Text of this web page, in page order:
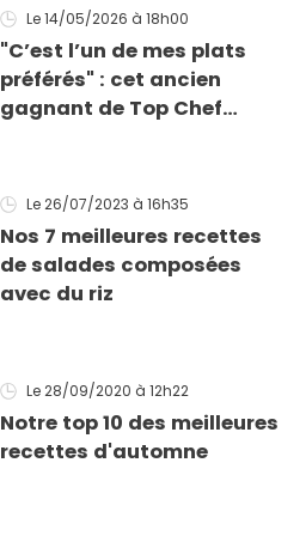
Le 14/05/2026 à 18h00
"C’est l’un de mes plats
préférés" : cet ancien
gagnant de Top Chef
Le 26/07/2023 à 16h35
Nos 7 meilleures recettes
de salades composées
avec du riz
Le 28/09/2020 à 12h22
Notre top 10 des meilleures
recettes d'automne